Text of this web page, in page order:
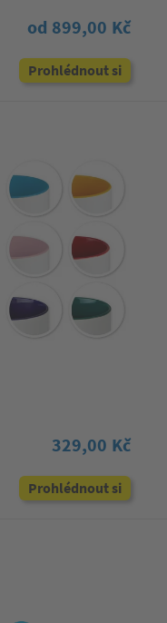
od 899,00 Kč
Prohlédnout si
329,00 Kč
Prohlédnout si